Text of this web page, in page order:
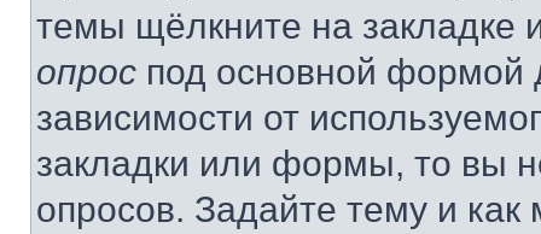
темы щёлкните на
опрос под основной формой
зависимости от
закладки или формы, то вы
опросов. Задайте тему и